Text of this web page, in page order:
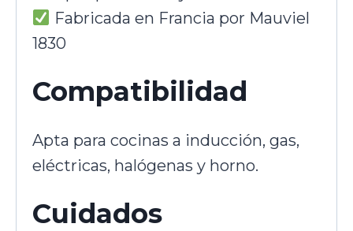
Fabricada en Francia por Mauviel
1830
Compatibilidad
Apta para cocinas a inducción, gas,
eléctricas, halógenas y horno.
Cuidados